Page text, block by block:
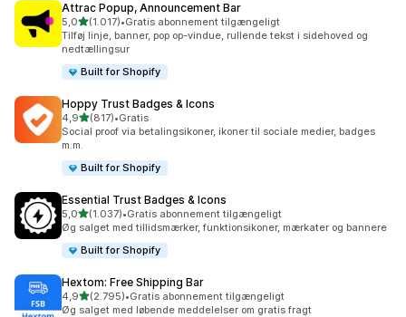
Attrac Popup, Announcement Bar
5,0ud af 5 stjerner
(1.017)
1017 anmeldelser i alt
•Gratis abonnement tilgængeligt
Tilføj linje, banner, pop op-vindue, rullende tekst i sidehoved og
nedtællingsur
Built for Shopify
Hoppy Trust Badges & Icons
4,9ud af 5 stjerner
(817)
817 anmeldelser i alt
•Gratis
Social proof via betalingsikoner, ikoner til sociale medier, badges
m.m.
Built for Shopify
Essential Trust Badges & Icons
5,0ud af 5 stjerner
(1.037)
1037 anmeldelser i alt
•Gratis abonnement tilgængeligt
Øg salget med tillidsmærker, funktionsikoner, mærkater og bannere
Built for Shopify
Hextom: Free Shipping Bar
4,9ud af 5 stjerner
(2.795)
2795 anmeldelser i alt
•Gratis abonnement tilgængeligt
Øg salget med løbende meddelelser om gratis fragt